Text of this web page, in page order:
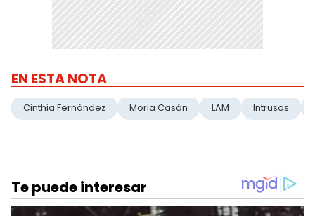
EN ESTA NOTA
Cinthia Fernández Moria Casán LAM Intrusos